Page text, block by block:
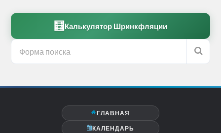
🧮 Калькулятор Шринкфляции
ГЛАВНАЯ
КАЛЕНДАРЬ